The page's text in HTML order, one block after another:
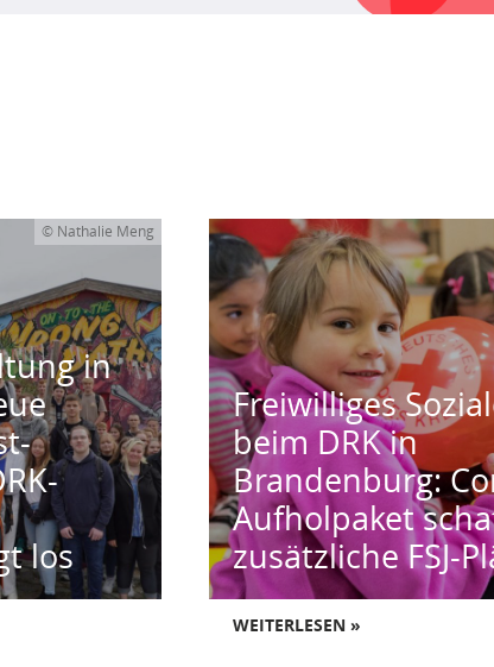
in
los
© Nathalie Meng
Freiwilliges
beim DRK in
Brandenburg:
Aufholpaket
zusätzliche FSJ-
WEITERLESEN »